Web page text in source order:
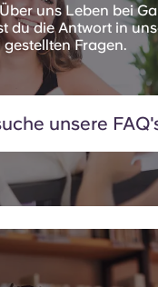
uns Leben bei
du die Antwort in
gestellten Fragen.
unsere